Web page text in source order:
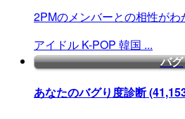
2PMのメンバーとの相性がわ
アイドル K-POP 韓国 ...
バグ
あなたのバグり度診断